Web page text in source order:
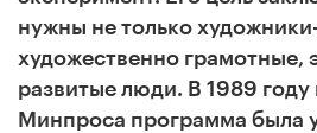
нужны не только
художественно грамотные,
развитые люди. В 1989 году
Минпроса программа была